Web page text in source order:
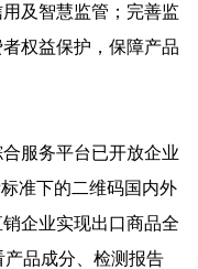
及智慧监管；完善监
权益保护，保障产品
合服务平台已开放企业
准下的二维码国内外
企业实现出口商品全
产品成分、检测报告